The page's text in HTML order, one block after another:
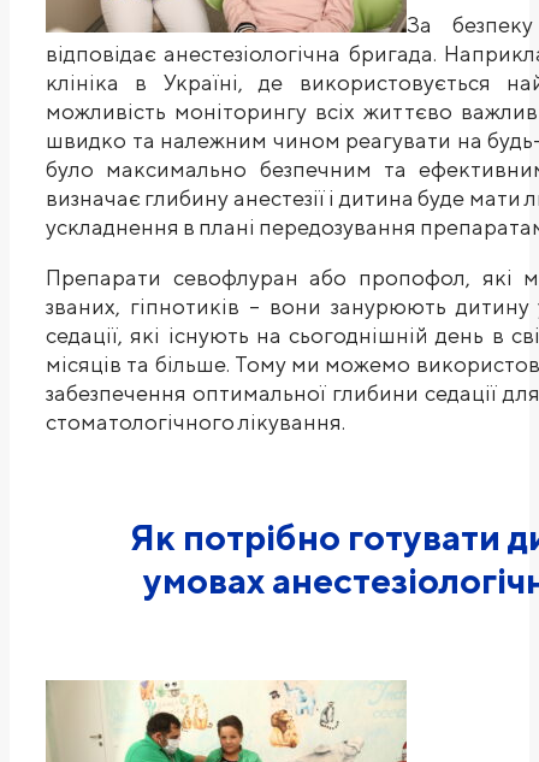
За
відповідає анестезіологічна бригада.
клініка в Україні, де використовується
можливість моніторингу всіх життєво
швидко та належним чином реагувати на будь-
було максимально безпечним та
визначає глибину анестезії і дитина буде
ускладнення в плані передозування
Препарати севофлуран або пропофол, які
званих, гіпнотиків – вони занурюють
седації, які існують на сьогоднішній день в
місяців та більше. Тому ми можемо
забезпечення оптимальної глибини седації
стоматологічного лікування.
Як потрібно готувати
умовах